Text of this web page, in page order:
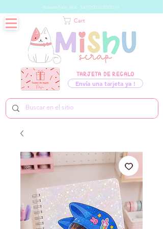
Business hours: Mon - Sat 09:00 to 20:00 hrs
TARJETA DE REGALO
Envía una tarjeta ya !
Cart